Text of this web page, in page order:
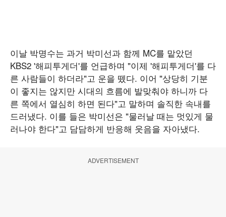
이날 박명수는 과거 박미선과 함께 MC를 맡았던
KBS2 '해피투게더'를 언급하며 "이제 '해피투게더'를 다
른 사람들이 하더라"고 운을 뗐다. 이어 "상당히 기분
이 좋지는 않지만 시대의 흐름에 발맞춰야 하니까 다
른 쪽에서 열심히 하면 된다"고 말하며 솔직한 속내를
드러냈다. 이를 들은 박미선은 "물러날 때는 멋있게 물
러나야 한다"고 담담하게 반응해 웃음을 자아냈다.
ADVERTISEMENT